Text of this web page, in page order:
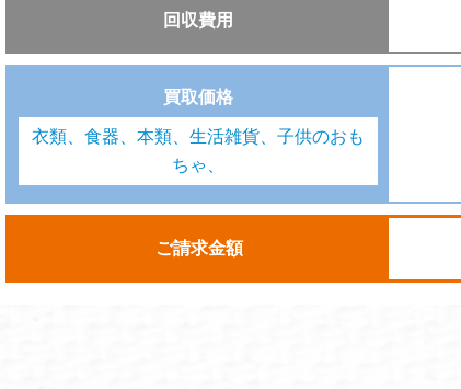
回収費用
買取価格
衣類、食器、本類、生活雑貨、子供のおも
ちゃ、
ご請求金額